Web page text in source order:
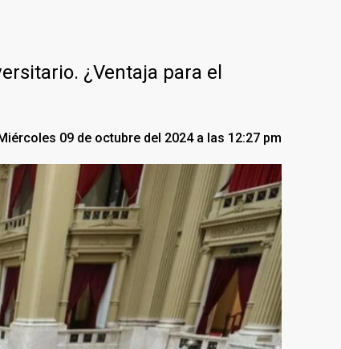
¿Ventaja para el
09 de octubre del 2024 a las 12:27 pm